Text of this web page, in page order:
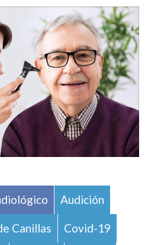
Audición
Canillas Covid-19